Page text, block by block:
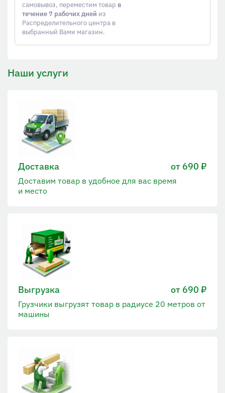
самовывоз, переместим товар в
течение 7 рабочих дней из
Распределительного центра в
выбранный Вами магазин.
Наши услуги
Доставка от 690 ₽
Доставим товар в удобное для вас время
и место
Выгрузка от 690 ₽
Грузчики выгрузят товар в радиусе 20 метров от
машины